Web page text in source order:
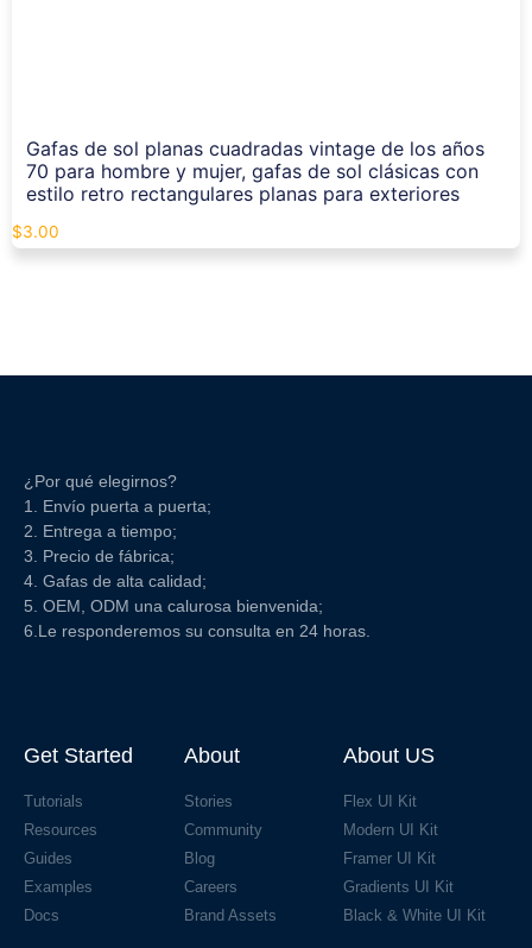
Gafas de sol planas cuadradas vintage de los años
70 para hombre y mujer, gafas de sol clásicas con
estilo retro rectangulares planas para exteriores
$3.00
¿Por qué elegirnos?
1. Envío puerta a puerta;
2. Entrega a tiempo;
3. Precio de fábrica;
4. Gafas de alta calidad;
5. OEM, ODM una calurosa bienvenida;
6.Le responderemos su consulta en 24 horas.
Get Started
Tutorials
Resources
Guides
Examples
Docs
About
Stories
Community
Blog
Careers
Brand Assets
About US
Flex UI Kit
Modern UI Kit
Framer UI Kit
Gradients UI Kit
Black & White UI Kit